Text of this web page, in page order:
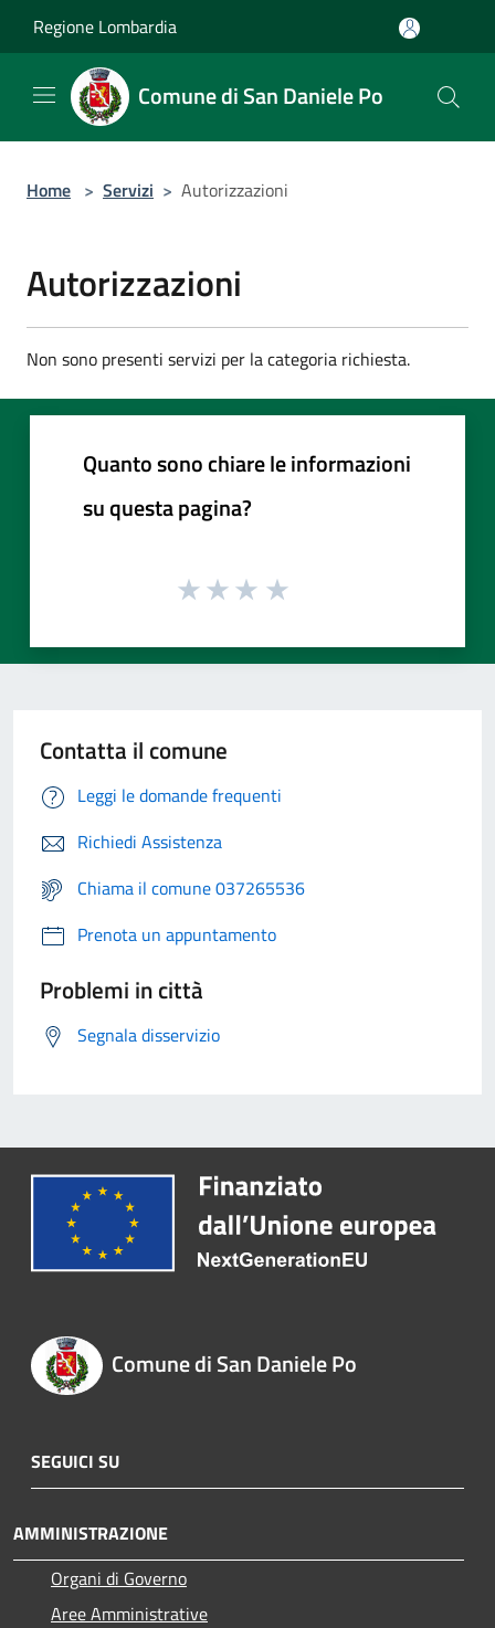
Regione Lombardia
Comune di San Daniele Po
Home > Servizi > Autorizzazioni
Autorizzazioni
Non sono presenti servizi per la categoria richiesta.
Quanto sono chiare le informazioni
su questa pagina?
Contatta il comune
Leggi le domande frequenti
Richiedi Assistenza
Chiama il comune 037265536
Prenota un appuntamento
Problemi in città
Segnala disservizio
Comune di San Daniele Po
SEGUICI SU
AMMINISTRAZIONE
Organi di Governo
Aree Amministrative